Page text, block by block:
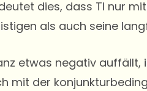
dies, dass TI nur
als auch seine
etwas negativ
mit der